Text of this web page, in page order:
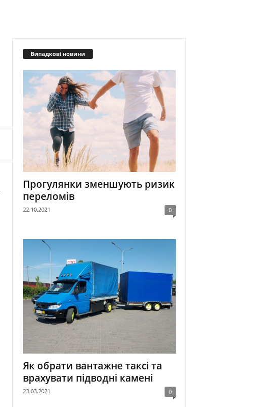
Випадкові новини
Прогулянки зменшують ризик
переломів
22.10.2021 0
Як обрати вантажне таксі та
врахувати підводні камені
23.03.2021 0